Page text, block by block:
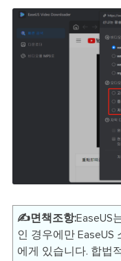
✍️면책조항:EaseUS
인 경우에만
에게 있습니다. 합법